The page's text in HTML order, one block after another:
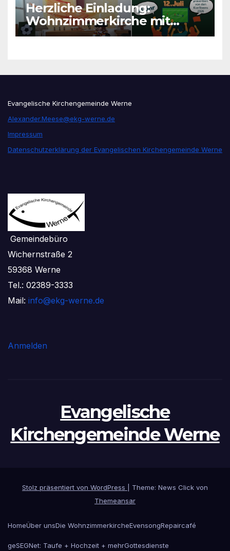
Herzliche Einladung:
Wohnzimmerkirche mit
unseren Konfis
Evangelische Kirchengemeinde Werne
Alexander.Meese@ekg-werne.de
Impressum
Datenschutzerklärung der Evangelischen Kirchengemeinde Werne
Gemeindebüro
Wichernstraße 2
59368 Werne
Tel.: 02389-3333
Mail: info@ekg-werne.de
Anmelden
Evangelische
Kirchengemeinde Werne
Stolz präsentiert von WordPress
Theme: News Click von
Themeansar
HomeÜber unsDie WohnzimmerkircheEvensongRepaircafé
geSEGNet: Taufe + Hochzeit + mehrGottesdienste